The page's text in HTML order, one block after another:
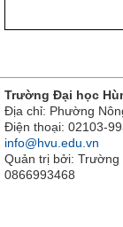
Trường Đại học
Địa chỉ: Phường
Điện thoại: 02103-
info@hvu.edu.vn
Quản trị bởi: Trường
0866993468